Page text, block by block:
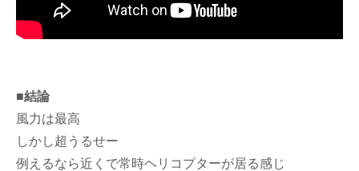
■結論
風力は最高
しかし超うるせー
例えるなら近くで常時ヘリコプターが居る感じ